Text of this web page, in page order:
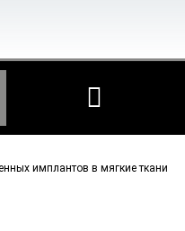
имплантов в мягкие ткани